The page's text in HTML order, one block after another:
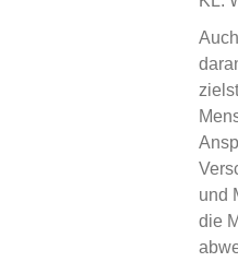
und
die